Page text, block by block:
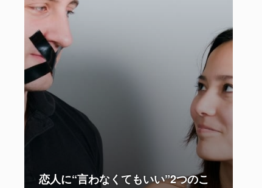
恋人に“言わなくてもいい”2つのこ